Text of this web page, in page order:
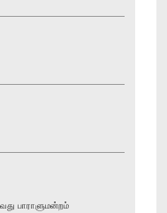
பாராளுமன்றம்